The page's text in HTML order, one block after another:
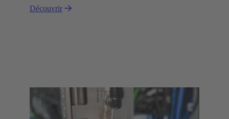
Découvrir